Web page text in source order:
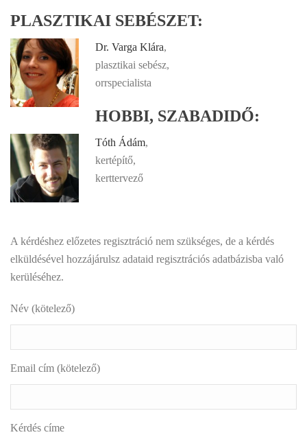
PLASZTIKAI SEBÉSZET:
Dr. Varga Klára,
plasztikai sebész,
orrspecialista
HOBBI, SZABADIDŐ:
Tóth Ádám,
kertépítő,
kerttervező
A kérdéshez előzetes regisztráció nem szükséges, de a kérdés
elküldésével hozzájárulsz adataid regisztrációs adatbázisba való
kerüléséhez.
Név (kötelező)
Email cím (kötelező)
Kérdés címe